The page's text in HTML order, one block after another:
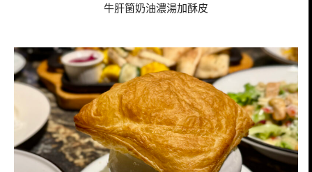
牛肝箘奶油濃湯加酥皮